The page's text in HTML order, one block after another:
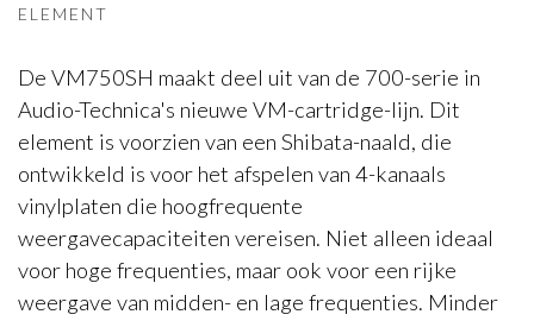
ELEMENT
De VM750SH maakt deel uit van de 700-serie in
Audio-Technica's nieuwe VM-cartridge-lijn. Dit
element is voorzien van een Shibata-naald, die
ontwikkeld is voor het afspelen van 4-kanaals
vinylplaten die hoogfrequente
weergavecapaciteiten vereisen. Niet alleen ideaal
voor hoge frequenties, maar ook voor een rijke
weergave van midden- en lage frequenties. Minder